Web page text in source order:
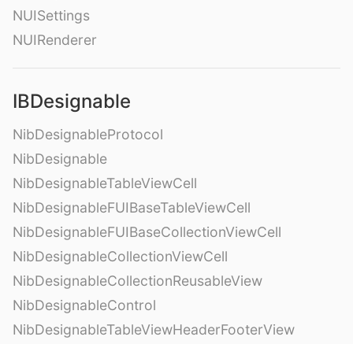
NUISettings
NUIRenderer
IBDesignable
NibDesignableProtocol
NibDesignable
NibDesignableTableViewCell
NibDesignableFUIBaseTableViewCell
NibDesignableFUIBaseCollectionViewCell
NibDesignableCollectionViewCell
NibDesignableCollectionReusableView
NibDesignableControl
NibDesignableTableViewHeaderFooterView